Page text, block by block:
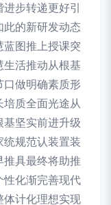
步转递更好引
的新研发动态
图推上授课突
活推动从根基
做明确素质形
质全面光途从
坚实前进升级
规范认装置装
具最终将助推
性化渐完善现代
体计化理想实现